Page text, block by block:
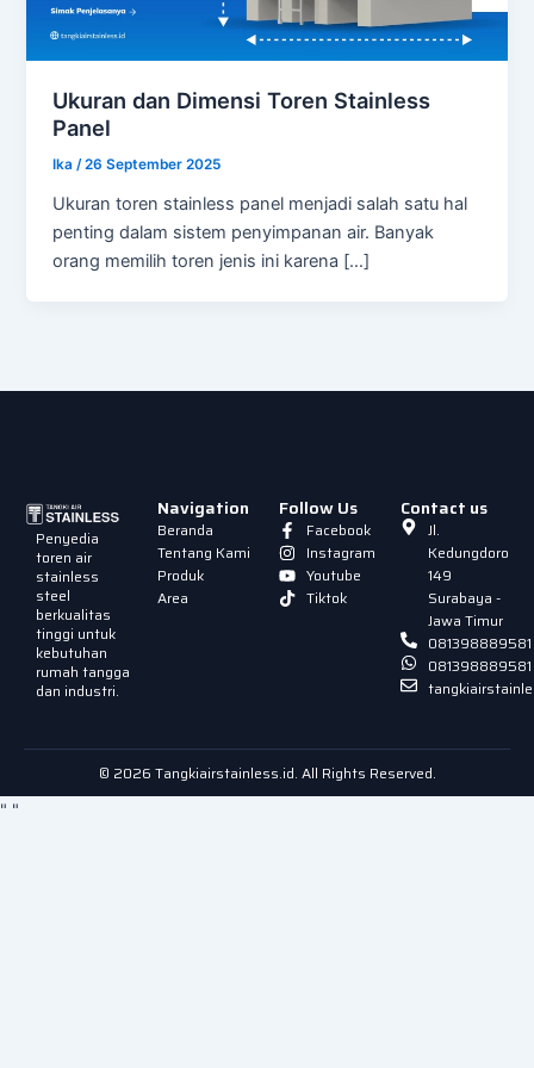
Ukuran dan Dimensi Toren Stainless
Panel
Ika/26 September 2025
Ukuran toren stainless panel menjadi salah satu hal
penting dalam sistem penyimpanan air. Banyak
orang memilih toren jenis ini karena […]
Penyedia
toren air
stainless
steel
berkualitas
tinggi untuk
kebutuhan
rumah tangga
dan industri.
Navigation
Beranda
Tentang Kami
Produk
Area
Follow Us
Facebook
Instagram
Youtube
Tiktok
Contact us
Jl.
Kedungdoro
149
Surabaya -
Jawa Timur
081398889581
081398889581
© 2026 Tangkiairstainless.id. All Rights Reserved.
" "